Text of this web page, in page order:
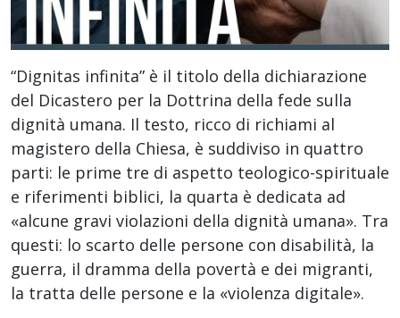
“Dignitas infinita” è il titolo della dichiarazione
del Dicastero per la Dottrina della fede sulla
dignità umana. Il testo, ricco di richiami al
magistero della Chiesa, è suddiviso in quattro
parti: le prime tre di aspetto teologico-spirituale
e riferimenti biblici, la quarta è dedicata ad
«alcune gravi violazioni della dignità umana». Tra
questi: lo scarto delle persone con disabilità, la
guerra, il dramma della povertà e dei migranti,
la tratta delle persone e la «violenza digitale».